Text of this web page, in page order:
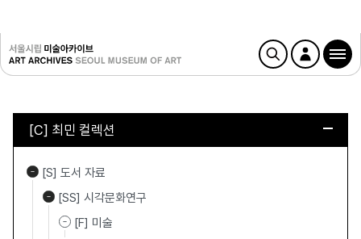
[C] 최민 컬렉션
[S] 도서 자료
[SS] 시각문화연구
[F] 미술